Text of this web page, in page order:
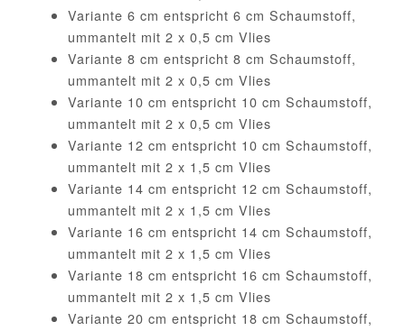
Variante 6 cm entspricht 6 cm Schaumstoff,
ummantelt mit 2 x 0,5 cm Vlies
Variante 8 cm entspricht 8 cm Schaumstoff,
ummantelt mit 2 x 0,5 cm Vlies
Variante 10 cm entspricht 10 cm Schaumstoff,
ummantelt mit 2 x 0,5 cm Vlies
Variante 12 cm entspricht 10 cm Schaumstoff,
ummantelt mit 2 x 1,5 cm Vlies
Variante 14 cm entspricht 12 cm Schaumstoff,
ummantelt mit 2 x 1,5 cm Vlies
Variante 16 cm entspricht 14 cm Schaumstoff,
ummantelt mit 2 x 1,5 cm Vlies
Variante 18 cm entspricht 16 cm Schaumstoff,
ummantelt mit 2 x 1,5 cm Vlies
Variante 20 cm entspricht 18 cm Schaumstoff,